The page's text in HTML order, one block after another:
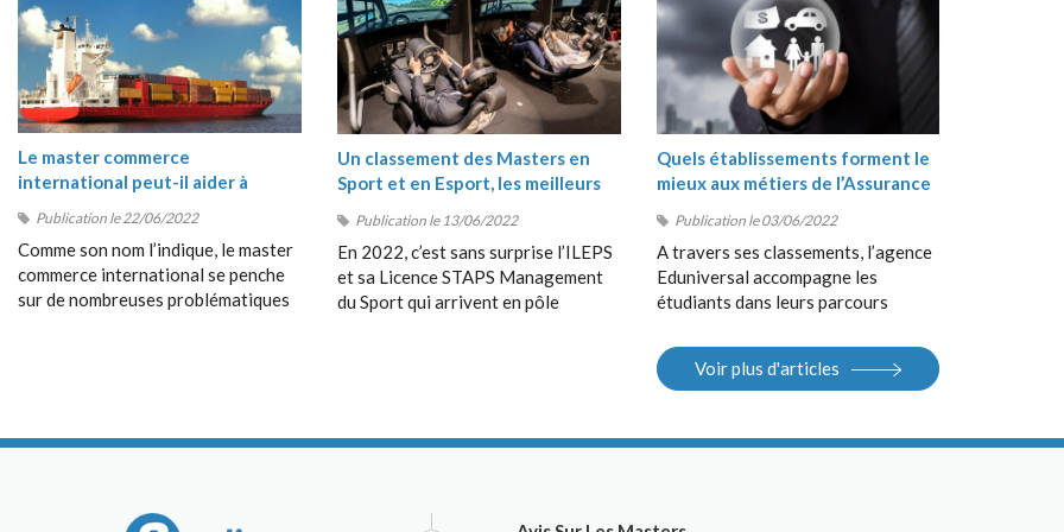
Le master commerce
international peut-il aider à
?
Publication le 22/06/2022
Comme son nom l’indique, le master
commerce international se penche
sur de nombreuses problématiques
Un classement des Masters en
Sport et en Esport, les meilleurs
Publication le 13/06/2022
En 2022, c’est sans surprise l’ILEPS
et sa Licence STAPS Management
du Sport qui arrivent en pôle
Quels établissements forment le
mieux aux métiers de l’Assurance
Publication le 03/06/2022
A travers ses classements, l’agence
Eduniversal accompagne les
étudiants dans leurs parcours
Bac+5, en France et à
l’international. Elle met à la
Internet, salons.
Voir plus d'articles